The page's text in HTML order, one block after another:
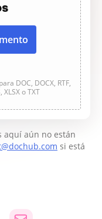
DOC, DOCX, RTF,
XLSX o TXT
aquí aún no están
si está